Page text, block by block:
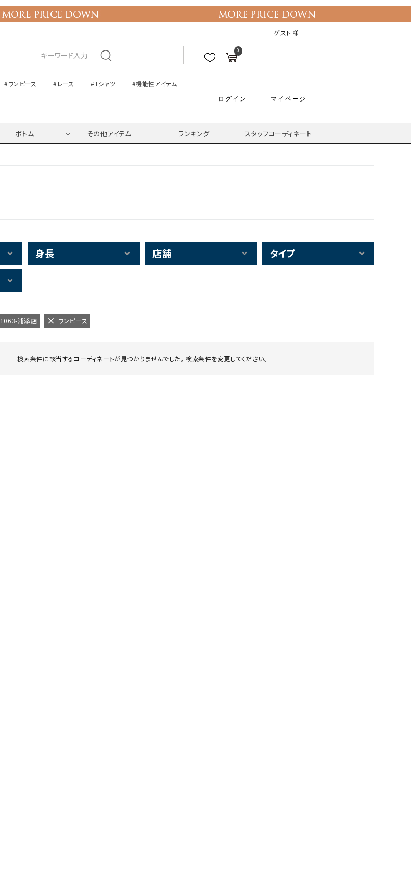
ゲスト 様
0
#ワンピース #レース #Tシャツ #機能性アイテム
ログイン マイページ
ボトム その他アイテム ランキング スタッフコーディネート
身長 店舗 タイプ
1063-浦添店 ワンピース
検索条件に該当するコーディネートが見つかりませんでした。 検索条件を変更してください。